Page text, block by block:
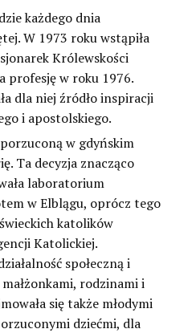
każdego dnia
W 1973 roku wstąpiła
Królewskości
profesję w roku 1976.
dla niej źródło inspiracji
i apostolskiego.
w gdyńskim
Ta decyzja znacząco
laboratorium
w Elblągu, oprócz tego
katolików
Katolickiej.
społeczną i
rodzinami i
się także młodymi
dziećmi, dla